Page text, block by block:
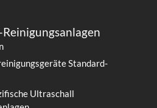
Standard-
Ultraschall